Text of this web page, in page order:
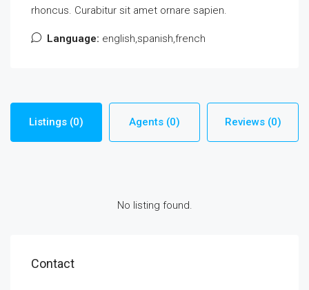
rhoncus. Curabitur sit amet ornare sapien.
Language: english,spanish,french
Listings (0) Agents (0) Reviews (0)
No listing found.
Contact